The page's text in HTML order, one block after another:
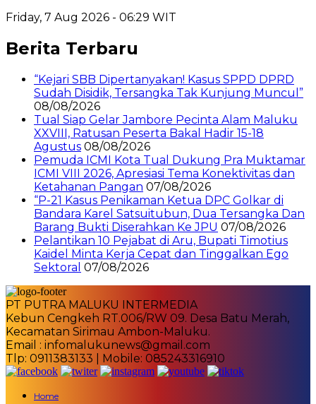
Friday, 7 Aug 2026 - 06:29 WIT
Berita Terbaru
“Kejari SBB Dipertanyakan! Kasus SPPD DPRD
Sudah Disidik, Tersangka Tak Kunjung Muncul”
08/08/2026
Tual Siap Gelar Jambore Pecinta Alam Maluku
XXVIII, Ratusan Peserta Bakal Hadir 15-18
Agustus 08/08/2026
Pemuda ICMI Kota Tual Dukung Pra Muktamar
ICMI VIII 2026, Apresiasi Tema Konektivitas dan
Ketahanan Pangan 07/08/2026
“P-21 Kasus Penikaman Ketua DPC Golkar di
Bandara Karel Satsuitubun, Dua Tersangka Dan
Barang Bukti Diserahkan Ke JPU 07/08/2026
Pelantikan 10 Pejabat di Aru, Bupati Timotius
Kaidel Minta Kerja Cepat dan Tinggalkan Ego
Sektoral 07/08/2026
PT PUTRA MALUKU INTERMEDIA
Kebun Cengkeh RT.006/RW 09. Desa Batu Merah,
Kecamatan Sirimau Ambon-Maluku.
Email : infomalukunews@gmail.com
Tlp: 0911383133 | Mobile: 085243316910
Home